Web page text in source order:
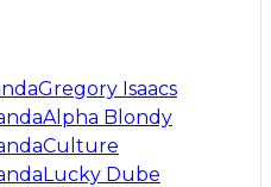
Gregory Isaacs
Alpha Blondy
Culture
Lucky Dube